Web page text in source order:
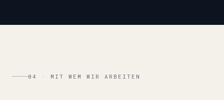
04 · MIT WEM WIR ARBEITEN